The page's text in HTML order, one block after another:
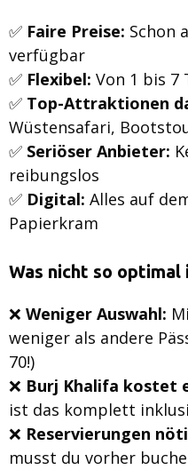
✅ Faire Preise: Schon
verfügbar
✅ Flexibel: Von 1 bis 7
✅ Top-Attraktionen
Wüstensafari,
✅ Seriöser Anbieter:
reibungslos
✅ Digital: Alles auf
Papierkram
Was nicht so optimal
❌ Weniger Auswahl:
weniger als andere
70!)
❌ Burj Khalifa kostet
ist das komplett
❌ Reservierungen
musst du vorher